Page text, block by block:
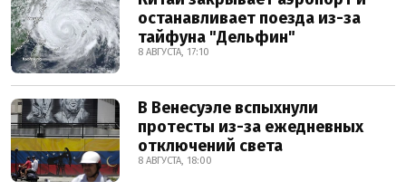
останавливает поезда из-за
тайфуна "Дельфин"
8 АВГУСТА, 17:10
В Венесуэле вспыхнули
протесты из-за ежедневных
отключений света
8 АВГУСТА, 18:00